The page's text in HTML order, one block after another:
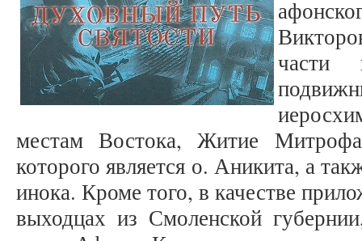
части
местам Востока, Житие
которого является о. Аникита, а
инока. Кроме того, в качестве
выходцах из Смоленской